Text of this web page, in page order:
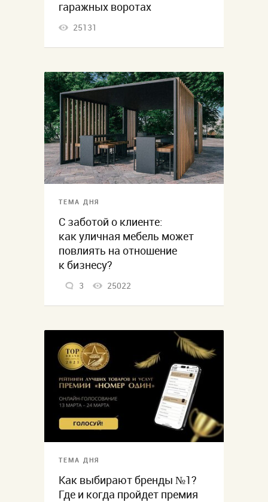
гаражных воротах
25131
ТЕМА ДНЯ
С заботой о клиенте:
как уличная мебель может
повлиять на отношение
к бизнесу?
3 25022
ТЕМА ДНЯ
Как выбирают бренды №1?
Где и когда пройдет премия